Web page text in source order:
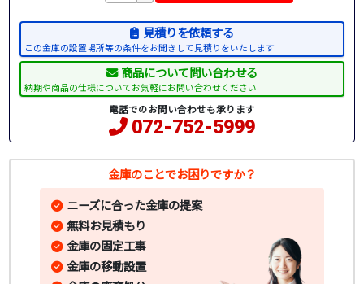
見積りを依頼する
この金庫の設置場所等の条件をお聞きして見積りをいたします
商品について問い合わせる
納期や商品の仕様についてお気軽にお問い合わせください
電話でのお問い合わせも承ります
072-752-5999
金庫のことでお困りですか？
ニーズに合った金庫の提案
無料お見積もり
金庫の固定工事
金庫の移動設置